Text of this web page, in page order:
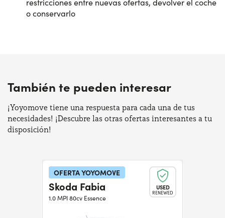
restricciones entre nuevas ofertas, devolver el coche
o conservarlo
También te pueden interesar
¡Yoyomove tiene una respuesta para cada una de tus
necesidades! ¡Descubre las otras ofertas interesantes a tu
disposición!
OFERTA YOYOMOVE
USED
RENEWED
Skoda Fabia
1.0 MPI 80cv Essence